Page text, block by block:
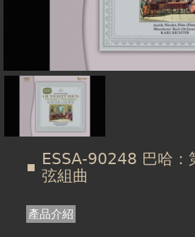
ESSA-90248 巴哈：
弦組曲
產品介紹